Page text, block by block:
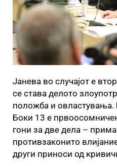
Јанева во случајот е
се става делото
положба и овластувања.
Боки 13 е
гони за две дела –
противзаконито
други приноси од